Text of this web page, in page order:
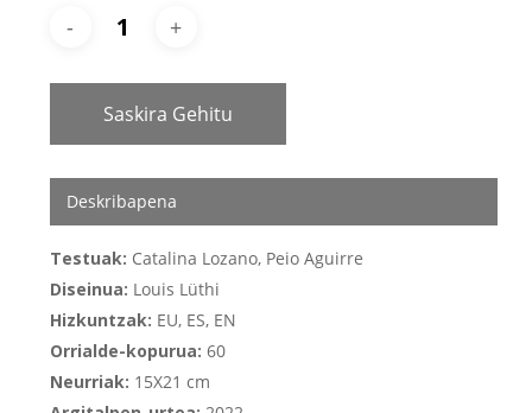
Saskira Gehitu
Deskribapena
Testuak: Catalina Lozano, Peio Aguirre
Diseinua: Louis Lüthi
Hizkuntzak: EU, ES, EN
Orrialde-kopurua: 60
Neurriak: 15X21 cm